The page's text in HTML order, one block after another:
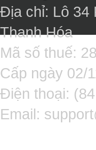
Địa chỉ: Lô 34
Thanh Hóa
Mã số thuế:
Cấp ngày 02/
Điện thoại:
Email: